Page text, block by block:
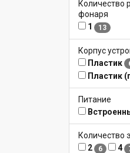
Количество
фонаря
1
13
Корпус
Пластик
Пластик
Питание
Количество
2
6 4